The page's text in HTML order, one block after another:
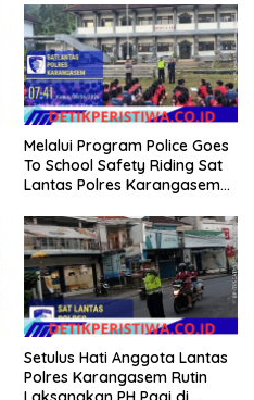
Siswi Sekolah
Melalui Program Police Goes
To School Safety Riding Sat
Lantas Polres Karangasem
Berkendara kepada Siswa
Siswi SMP N 6 Abang
Setulus Hati Anggota Lantas
Polres Karangasem Rutin